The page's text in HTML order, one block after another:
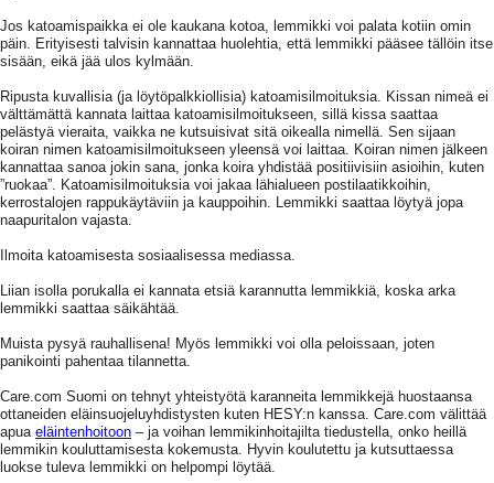
Jos katoamispaikka ei ole kaukana kotoa, lemmikki voi palata kotiin omin
päin. Erityisesti talvisin kannattaa huolehtia, että lemmikki pääsee tällöin itse
sisään, eikä jää ulos kylmään.
Ripusta kuvallisia (ja löytöpalkkiollisia) katoamisilmoituksia. Kissan nimeä ei
välttämättä kannata laittaa katoamisilmoitukseen, sillä kissa saattaa
pelästyä vieraita, vaikka ne kutsuisivat sitä oikealla nimellä. Sen sijaan
koiran nimen katoamisilmoitukseen yleensä voi laittaa. Koiran nimen jälkeen
kannattaa sanoa jokin sana, jonka koira yhdistää positiivisiin asioihin, kuten
”ruokaa”. Katoamisilmoituksia voi jakaa lähialueen postilaatikkoihin,
kerrostalojen rappukäytäviin ja kauppoihin. Lemmikki saattaa löytyä jopa
naapuritalon vajasta.
Ilmoita katoamisesta sosiaalisessa mediassa.
Liian isolla porukalla ei kannata etsiä karannutta lemmikkiä, koska arka
lemmikki saattaa säikähtää.
Muista pysyä rauhallisena! Myös lemmikki voi olla peloissaan, joten
panikointi pahentaa tilannetta.
Care.com Suomi on tehnyt yhteistyötä karanneita lemmikkejä huostaansa
ottaneiden eläinsuojeluyhdistysten kuten HESY:n kanssa. Care.com välittää
apua eläintenhoitoon – ja voihan lemmikinhoitajilta tiedustella, onko heillä
lemmikin kouluttamisesta kokemusta. Hyvin koulutettu ja kutsuttaessa
luokse tuleva lemmikki on helpompi löytää.